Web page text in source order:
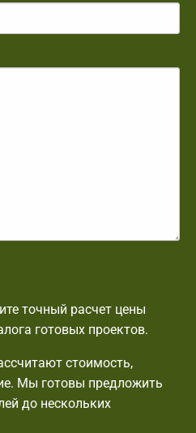
точный расчет цены
готовых проектов.
стоимость,
Мы готовы предложить
до нескольких